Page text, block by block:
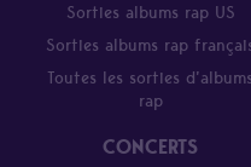
Sorties albums rap US
Sorties albums rap
Toutes les sorties d’albums
rap
CONCERTS